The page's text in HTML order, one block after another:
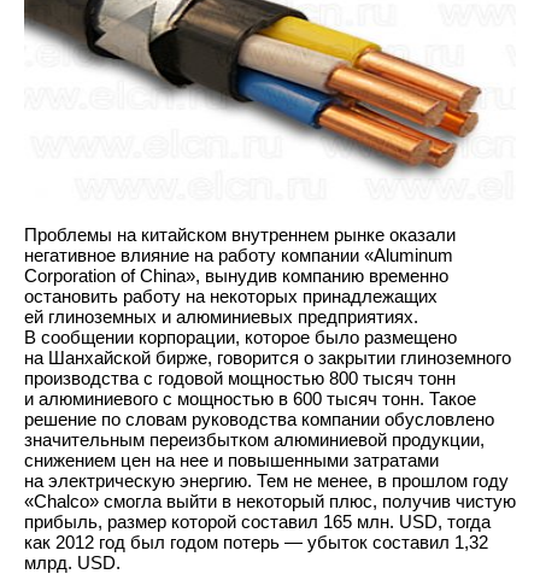
Проблемы на китайском внутреннем рынке оказали
негативное влияние на работу компании «Aluminum
Corporation of China», вынудив компанию временно
остановить работу на некоторых принадлежащих
ей глиноземных и алюминиевых предприятиях.
В сообщении корпорации, которое было размещено
на Шанхайской бирже, говорится о закрытии глиноземного
производства с годовой мощностью 800 тысяч тонн
и алюминиевого с мощностью в 600 тысяч тонн. Такое
решение по словам руководства компании обусловлено
значительным переизбытком алюминиевой продукции,
снижением цен на нее и повышенными затратами
на электрическую энергию. Тем не менее, в прошлом году
«Chalco» смогла выйти в некоторый плюс, получив чистую
прибыль, размер которой составил 165 млн. USD, тогда
как 2012 год был годом потерь — убыток составил 1,32
млрд. USD.